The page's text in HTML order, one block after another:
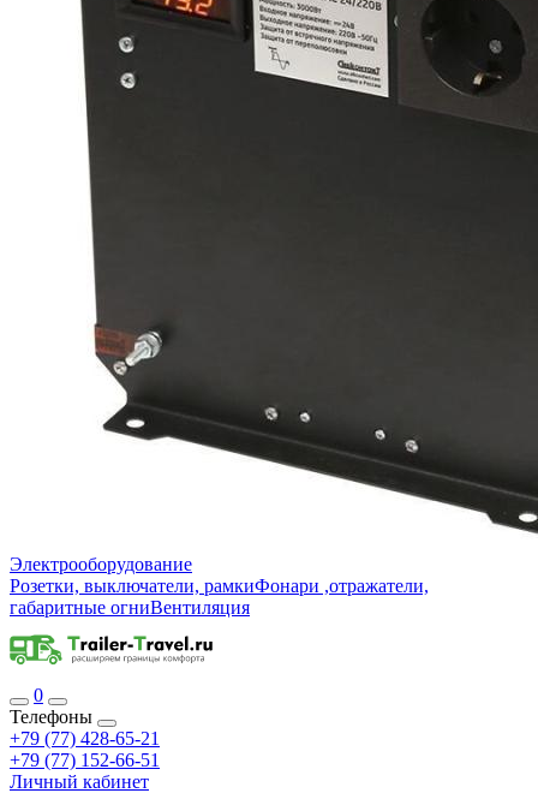
Электрооборудование
Розетки, выключатели, рамкиФонари ,отражатели,
габаритные огниВентиляция
0
Телефоны
+79 (77) 428-65-21
+79 (77) 152-66-51
Личный кабинет